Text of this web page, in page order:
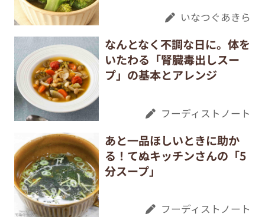
いなつぐあきら
なんとなく不調な日に。体を
いたわる「腎臓毒出しスー
プ」の基本とアレンジ
フーディストノート
あと一品ほしいときに助か
る！てぬキッチンさんの「5
分スープ」
フーディストノート